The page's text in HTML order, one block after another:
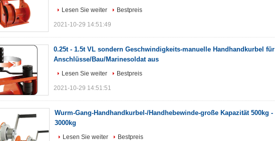
Lesen Sie weiter Bestpreis
2021-10-29 14:51:49
0.25t - 1.5t VL sondern Geschwindigkeits-manuelle Handhandkurbel für
Anschlüsse/Bau/Marinesoldat aus
Lesen Sie weiter Bestpreis
2021-10-29 14:51:51
Wurm-Gang-Handhandkurbel-/Handhebewinde-große Kapazität 500kg -
3000kg
Lesen Sie weiter Bestpreis